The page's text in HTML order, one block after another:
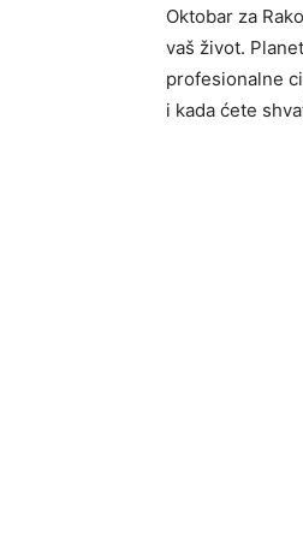
Oktobar za
vaš život.
profesionalne
i kada ćete